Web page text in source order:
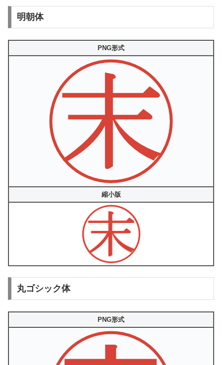
明朝体
PNG形式
縮小版
丸ゴシック体
PNG形式